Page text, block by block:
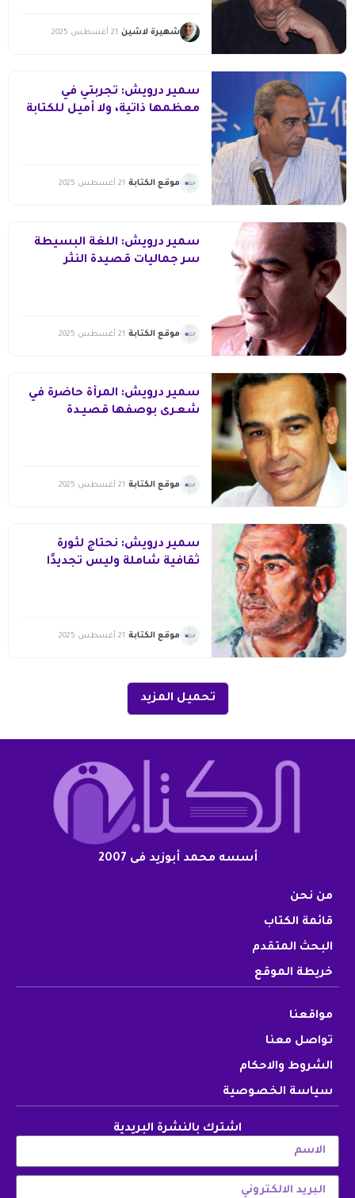
شهيرة لاشين 21 أغسطس 2025
سمير درويش: تجربتي في
معظمها ذاتية، ولا أميل للكتابة
موقع الكتابة 21 أغسطس 2025
سمير درويش: اللغة البسيطة
سر جماليات قصيدة النثر
موقع الكتابة 21 أغسطس 2025
سمير درويش: المرأة حاضرة في
شعـرى بوصفها قصيـدة
موقع الكتابة 21 أغسطس 2025
سمير درويش: نحتاج لثورة
ثقافية شاملة وليس تجديدًا
موقع الكتابة 21 أغسطس 2025
تحميل المزيد
أسسه محمد أبوزيد فى 2007
من نحن
قائمة الكتاب
البحث المتقدم
خريطة الموقع
مواقعنا
تواصل معنا
الشروط والاحكام
سياسة الخصوصية
اشترك بالنشرة البريدية